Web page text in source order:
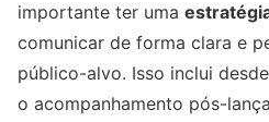
importante ter uma
comunicar de forma clara e
público-alvo. Isso inclui
o acompanhamento pós-